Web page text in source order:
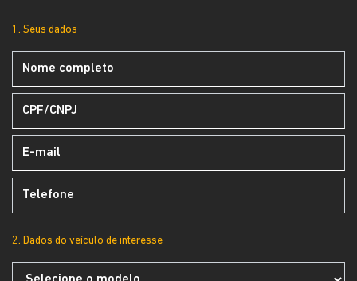
1. Seus dados
2. Dados do veículo de interesse